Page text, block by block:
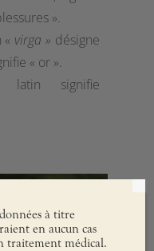
».
virga » désigne
« or ».
signifie
à titre
en aucun cas
traitement médical.